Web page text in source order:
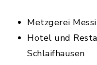
Metzgerei
Hotel und
Schlaifhausen